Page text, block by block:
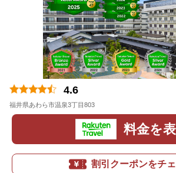
4.6
福井県あわら市温泉3丁目803
料金を
割引クーポンをチ